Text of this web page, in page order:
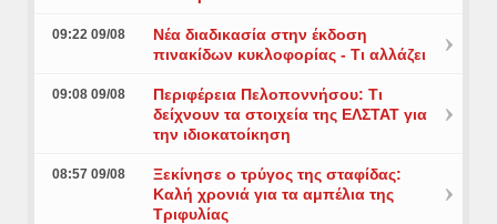
09:22 09/08
Νέα διαδικασία στην έκδοση
πινακίδων κυκλοφορίας - Τι αλλάζει
09:08 09/08
Περιφέρεια Πελοποννήσου: Τι
δείχνουν τα στοιχεία της ΕΛΣΤΑΤ για
την ιδιοκατοίκηση
08:57 09/08
Ξεκίνησε ο τρύγος της σταφίδας:
Καλή χρονιά για τα αμπέλια της
Τριφυλίας